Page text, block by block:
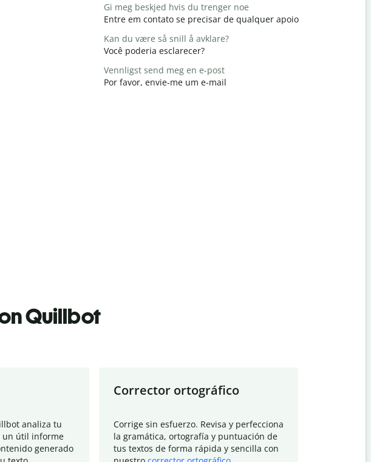
Gi meg beskjed hvis du trenger noe
Entre em contato se precisar de qualquer apoio
Kan du være så snill å avklare?
Você poderia esclarecer?
Vennligst send meg en e-post
Por favor, envie-me um e-mail
Quillbot
analiza tu
un útil informe
generado
Corrector ortográfico
Corrige sin esfuerzo. Revisa y perfecciona
la gramática, ortografía y puntuación de
tus textos de forma rápida y sencilla con